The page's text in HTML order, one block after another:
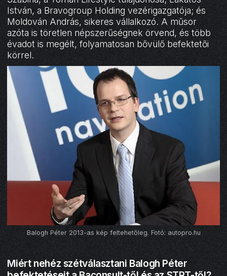
István, a Bravogroup Holding vezérigazgatója; és
Moldován András, sikeres vállalkozó. A műsor
azóta is töretlen népszerűségnek örvend, és több
évadot is megélt, folyamatosan bővülő befektetői
körrel.
Balogh Péter 2013-as kép feltehetőleg. Fotó: autopro.hu
Miért nehéz szétválasztani Balogh Péter